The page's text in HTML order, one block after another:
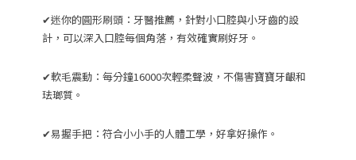
✔迷你的圓形刷頭：牙醫推薦，針對小口腔與小牙齒的設
計，可以深入口腔每個角落，有效確實刷好牙。
✔軟毛震動：每分鐘16000次輕柔聲波，不傷害寶寶牙齦和
珐瑯質。
✔易握手把：符合小小手的人體工學，好拿好操作。